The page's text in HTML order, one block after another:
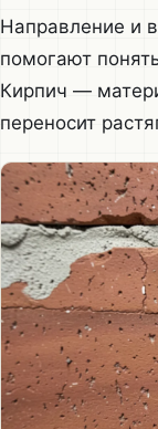
Направление и
помогают
Кирпич —
переносит